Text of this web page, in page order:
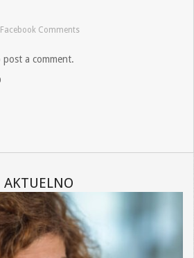
Facebook Comments
post a comment.
AKTUELNO